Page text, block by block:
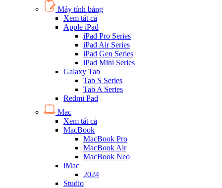
Máy tính bảng
Xem tất cả
Apple iPad
iPad Pro Series
iPad Air Series
iPad Gen Series
iPad Mini Series
Galaxy Tab
Tab S Series
Tab A Series
Redmi Pad
Mac
Xem tất cả
MacBook
MacBook Pro
MacBook Air
MacBook Neo
iMac
2024
Studio